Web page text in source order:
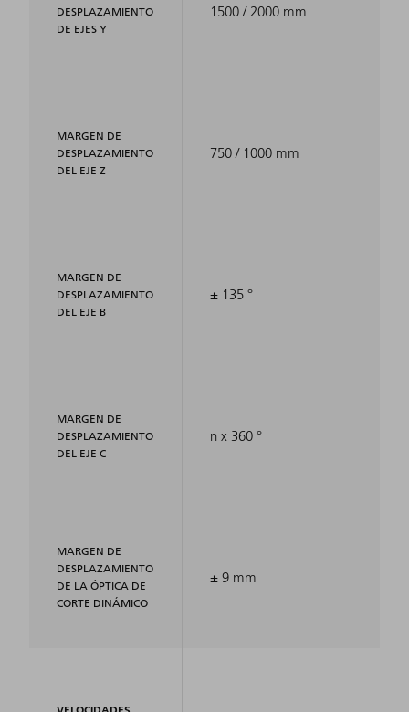
DESPLAZAMIENTO
DE EJES Y
MARGEN DE
DESPLAZAMIENTO
DEL EJE Z
MARGEN DE
DESPLAZAMIENTO
DEL EJE B
MARGEN DE
DESPLAZAMIENTO
DEL EJE C
MARGEN DE
DESPLAZAMIENTO
DE LA ÓPTICA DE
CORTE DINÁMICO
1500 / 2000 mm
750 / 1000 mm
± 135 °
n x 360 °
± 9 mm